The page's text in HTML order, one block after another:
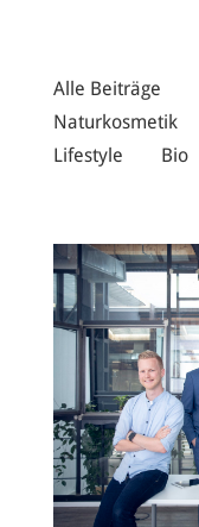
Alle Beiträge
Naturkosmetik
Lifestyle
Bio